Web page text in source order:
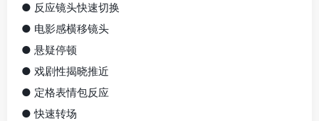
● 反应镜头快速切换
● 电影感横移镜头
● 悬疑停顿
● 戏剧性揭晓推近
● 定格表情包反应
● 快速转场